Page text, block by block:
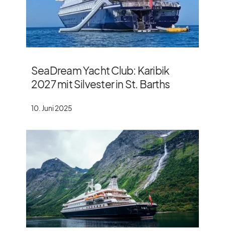
SeaDream Yacht Club: Karibik
2027 mit Silvester in St. Barths
10. Juni 2025